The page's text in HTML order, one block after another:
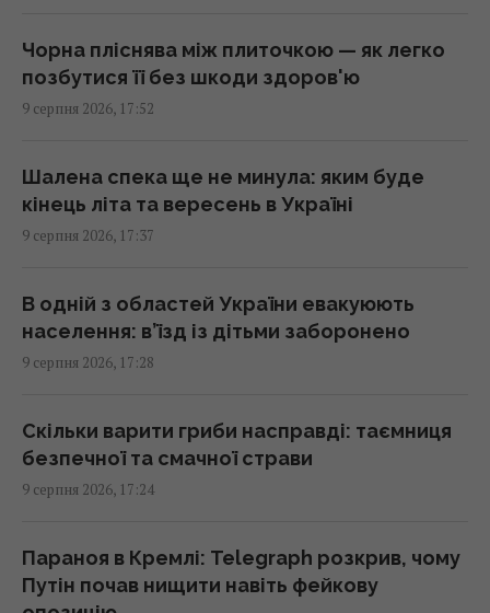
10 серпня: церковне свято сьогодні, чому
цього дня треба погладити чорного кота
17:10 неділя, 09 серпня 2026
У РФ кажуть про пуски Х-101 із носіїв КАБів
Су-34: аналітики оцінили, чи це можливо
17:01 неділя, 09 серпня 2026
Гороскоп на 10 серпня: Левам – діяти
сміливіше, Тельцям – вибачення
17:00 неділя, 09 серпня 2026
Ескалація повітряної війни призвела до
росту жертв серед мирного населення
України, – CNN
Метеозалежність – це не міф: лікарка
розповіла про вплив погоди на здоров’я
Чорна пліснява між плиточкою — як легко
позбутися її без шкоди здоров'ю
9 серпня 2026, 17:52
Шалена спека ще не минула: яким буде
кінець літа та вересень в Україні
9 серпня 2026, 17:37
В одній з областей України евакуюють
населення: в’їзд із дітьми заборонено
9 серпня 2026, 17:28
Скільки варити гриби насправді: таємниця
безпечної та смачної страви
9 серпня 2026, 17:24
Параноя в Кремлі: Telegraph розкрив, чому
Путін почав нищити навіть фейкову